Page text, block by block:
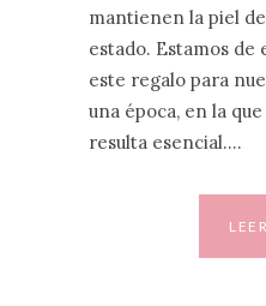
mantienen la piel
estado. Estamos de
este regalo para
una época, en la
resulta esencial.…